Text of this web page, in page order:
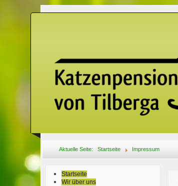
Aktuelle Seite:Startseite Impressum
Startseite
Wir über uns